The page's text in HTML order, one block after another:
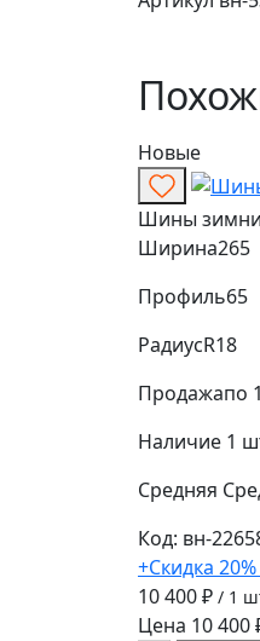
Новые
Шины
Ширина265
Профиль65
РадиусR18
Продажапо
Наличие 1
Средняя
Код: вн-
+Скидка
10 400 ₽ / 1
Цена 10 400